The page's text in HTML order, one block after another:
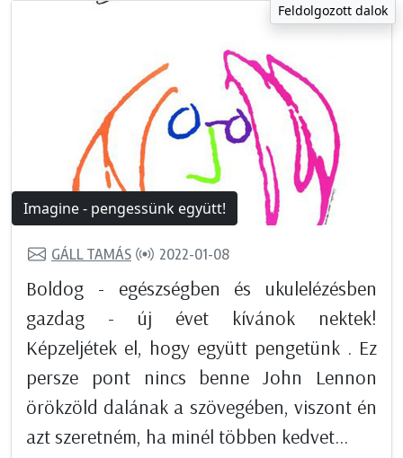
Feldolgozott dalok
Imagine - pengessünk együtt!
GÁLL TAMÁS 2022-01-08
Boldog - egészségben és ukulelézésben
gazdag - új évet kívánok nektek!
Képzeljétek el, hogy együtt pengetünk . Ez
persze pont nincs benne John Lennon
örökzöld dalának a szövegében, viszont én
azt szeretném, ha minél többen kedvet...